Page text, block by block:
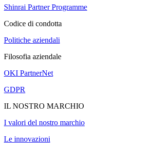
Shinrai Partner Programme
Codice di condotta
Politiche aziendali
Filosofia aziendale
OKI PartnerNet
GDPR
IL NOSTRO MARCHIO
I valori del nostro marchio
Le innovazioni